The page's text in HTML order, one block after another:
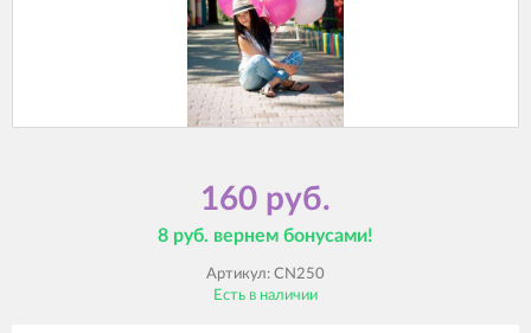
160 руб.
8 руб. вернем бонусами!
Артикул: CN250
Есть в наличии